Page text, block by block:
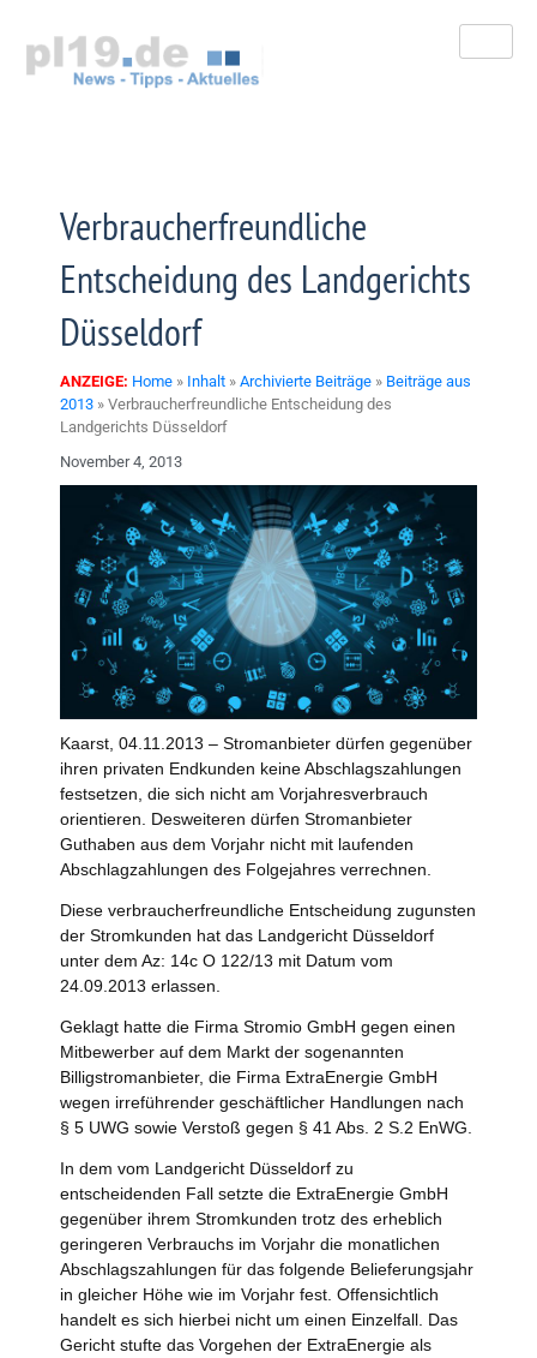
springen
Verbraucherfreundliche
Entscheidung des Landgerichts
Düsseldorf
ANZEIGE: Home » Inhalt » Archivierte Beiträge » Beiträge aus
2013 » Verbraucherfreundliche Entscheidung des
Landgerichts Düsseldorf
November 4, 2013
Kaarst, 04.11.2013 – Stromanbieter dürfen gegenüber
ihren privaten Endkunden keine Abschlagszahlungen
festsetzen, die sich nicht am Vorjahresverbrauch
orientieren. Desweiteren dürfen Stromanbieter
Guthaben aus dem Vorjahr nicht mit laufenden
Abschlagzahlungen des Folgejahres verrechnen.
Diese verbraucherfreundliche Entscheidung zugunsten
der Stromkunden hat das Landgericht Düsseldorf
unter dem Az: 14c O 122/13 mit Datum vom
24.09.2013 erlassen.
Geklagt hatte die Firma Stromio GmbH gegen einen
Mitbewerber auf dem Markt der sogenannten
Billigstromanbieter, die Firma ExtraEnergie GmbH
wegen irreführender geschäftlicher Handlungen nach
§ 5 UWG sowie Verstoß gegen § 41 Abs. 2 S.2 EnWG.
In dem vom Landgericht Düsseldorf zu
entscheidenden Fall setzte die ExtraEnergie GmbH
gegenüber ihrem Stromkunden trotz des erheblich
geringeren Verbrauchs im Vorjahr die monatlichen
Abschlagszahlungen für das folgende Belieferungsjahr
in gleicher Höhe wie im Vorjahr fest. Offensichtlich
handelt es sich hierbei nicht um einen Einzelfall. Das
Gericht stufte das Vorgehen der ExtraEnergie als